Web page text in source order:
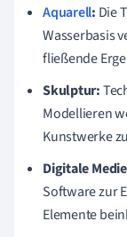
Aquarell: Die
Wasserbasis
fließende
Skulptur:
Modellieren
Kunstwerke
Digitale
Software zur
Elemente